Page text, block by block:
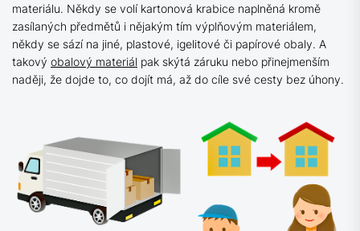
materiálu. Někdy se volí kartonová krabice naplněná kromě
zasílaných předmětů i nějakým tím výplňovým materiálem,
někdy se sází na jiné, plastové, igelitové či papírové obaly. A
takový obalový materiál pak skýtá záruku nebo přinejmenším
naději, že dojde to, co dojít má, až do cíle své cesty bez úhony.